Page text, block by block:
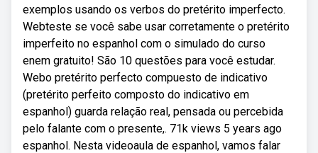
exemplos usando os verbos do pretérito imperfecto.
Webteste se você sabe usar corretamente o pretérito
imperfeito no espanhol com o simulado do curso
enem gratuito! São 10 questões para você estudar.
Webo pretérito perfecto compuesto de indicativo
(pretérito perfeito composto do indicativo em
espanhol) guarda relação real, pensada ou percebida
pelo falante com o presente,. 71k views 5 years ago
espanhol. Nesta videoaula de espanhol, vamos falar